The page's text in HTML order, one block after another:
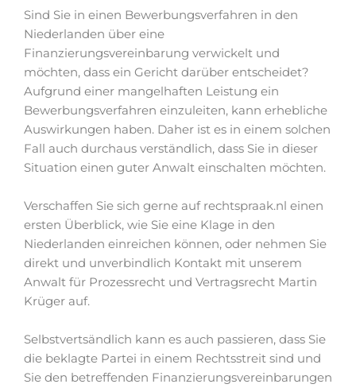
Sind Sie in einen Bewerbungsverfahren in den
Niederlanden über eine
Finanzierungsvereinbarung verwickelt und
möchten, dass ein Gericht darüber entscheidet?
Aufgrund einer mangelhaften Leistung ein
Bewerbungsverfahren einzuleiten, kann erhebliche
Auswirkungen haben. Daher ist es in einem solchen
Fall auch durchaus verständlich, dass Sie in dieser
Situation einen guter Anwalt einschalten möchten.
Verschaffen Sie sich gerne auf rechtspraak.nl einen
ersten Überblick, wie Sie eine Klage in den
Niederlanden einreichen können, oder nehmen Sie
direkt und unverbindlich Kontakt mit unserem
Anwalt für Prozessrecht und Vertragsrecht Martin
Krüger auf.
Selbstvertsändlich kann es auch passieren, dass Sie
die beklagte Partei in einem Rechtsstreit sind und
Sie den betreffenden Finanzierungsvereinbarungen